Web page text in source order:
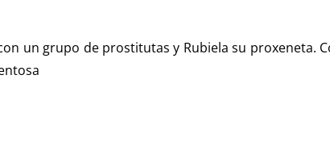
un grupo de prostitutas y Rubiela su proxeneta.